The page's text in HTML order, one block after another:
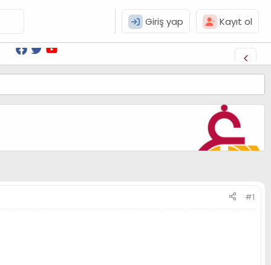
Giriş yap Kayıt ol
#1